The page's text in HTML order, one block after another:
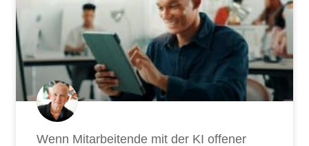
Wenn Mitarbeitende mit der KI offener